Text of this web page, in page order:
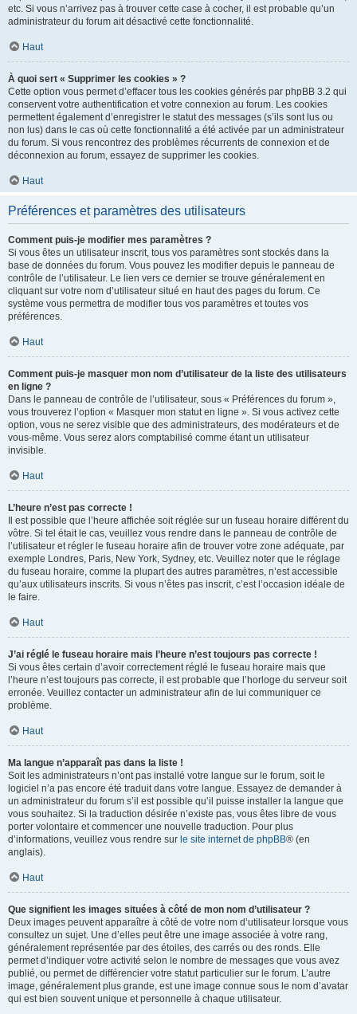
etc. Si vous n’arrivez pas à trouver cette case à cocher, il est probable qu’un
administrateur du forum ait désactivé cette fonctionnalité.
Haut
À quoi sert « Supprimer les cookies » ?
Cette option vous permet d’effacer tous les cookies générés par phpBB 3.2 qui
conservent votre authentification et votre connexion au forum. Les cookies
permettent également d’enregistrer le statut des messages (s’ils sont lus ou
non lus) dans le cas où cette fonctionnalité a été activée par un administrateur
du forum. Si vous rencontrez des problèmes récurrents de connexion et de
déconnexion au forum, essayez de supprimer les cookies.
Haut
Préférences et paramètres des utilisateurs
Comment puis-je modifier mes paramètres ?
Si vous êtes un utilisateur inscrit, tous vos paramètres sont stockés dans la
base de données du forum. Vous pouvez les modifier depuis le panneau de
contrôle de l’utilisateur. Le lien vers ce dernier se trouve généralement en
cliquant sur votre nom d’utilisateur situé en haut des pages du forum. Ce
système vous permettra de modifier tous vos paramètres et toutes vos
préférences.
Haut
Comment puis-je masquer mon nom d’utilisateur de la liste des utilisateurs
en ligne ?
Dans le panneau de contrôle de l’utilisateur, sous « Préférences du forum »,
vous trouverez l’option « Masquer mon statut en ligne ». Si vous activez cette
option, vous ne serez visible que des administrateurs, des modérateurs et de
vous-même. Vous serez alors comptabilisé comme étant un utilisateur
invisible.
Haut
L’heure n’est pas correcte !
Il est possible que l’heure affichée soit réglée sur un fuseau horaire différent du
vôtre. Si tel était le cas, veuillez vous rendre dans le panneau de contrôle de
l’utilisateur et régler le fuseau horaire afin de trouver votre zone adéquate, par
exemple Londres, Paris, New York, Sydney, etc. Veuillez noter que le réglage
du fuseau horaire, comme la plupart des autres paramètres, n’est accessible
qu’aux utilisateurs inscrits. Si vous n’êtes pas inscrit, c’est l’occasion idéale de
le faire.
Haut
J’ai réglé le fuseau horaire mais l’heure n’est toujours pas correcte !
Si vous êtes certain d’avoir correctement réglé le fuseau horaire mais que
l’heure n’est toujours pas correcte, il est probable que l’horloge du serveur soit
erronée. Veuillez contacter un administrateur afin de lui communiquer ce
problème.
Haut
Ma langue n’apparaît pas dans la liste !
Soit les administrateurs n’ont pas installé votre langue sur le forum, soit le
logiciel n’a pas encore été traduit dans votre langue. Essayez de demander à
un administrateur du forum s’il est possible qu’il puisse installer la langue que
vous souhaitez. Si la traduction désirée n’existe pas, vous êtes libre de vous
porter volontaire et commencer une nouvelle traduction. Pour plus
d’informations, veuillez vous rendre sur le site internet de phpBB® (en
anglais).
Haut
Que signifient les images situées à côté de mon nom d’utilisateur ?
Deux images peuvent apparaître à côté de votre nom d’utilisateur lorsque vous
consultez un sujet. Une d’elles peut être une image associée à votre rang,
généralement représentée par des étoiles, des carrés ou des ronds. Elle
permet d’indiquer votre activité selon le nombre de messages que vous avez
publié, ou permet de différencier votre statut particulier sur le forum. L’autre
image, généralement plus grande, est une image connue sous le nom d’avatar
qui est bien souvent unique et personnelle à chaque utilisateur.